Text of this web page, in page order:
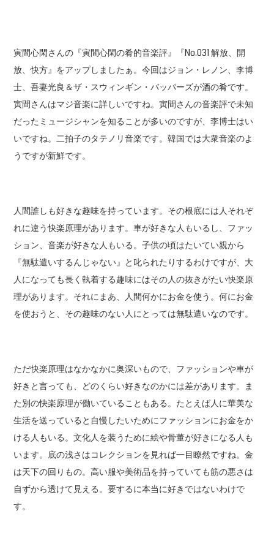
寅間心閑さんの『寅間心閑の肴的音楽評』『No.031 解放、開
放、快方』をアップしましたぁ。今回はジョン・レノン、李博
士、吾妻光良＆ザ・スウィンギン・バッパーズが酒の肴です。
寅間さんはマジ音楽に詳しいですね。寅間さんの音楽評で未知
だったミュージシャンを知ることが多いのですが、李博士はい
いですね。二拍子のタテノリ音楽です。韓国では大衆音楽のよ
うですが新鮮です。
人間誰しも好きな趣味を持っています。その根底には人それぞ
れに違う快楽原理があります。車が好きな人もいるし、ファッ
ション、音楽が好きな人もいる。子供の頃はたいてい親から
『無駄遣いするんじゃない』と叱られたりするわけですが、大
人になっても長く執着する趣味にはその人の抜きがたい快楽原
理があります。それにまあ、人間何かにお金を使う。何にお金
を使おうと、その趣味のない人にとっては無駄遣いなのです。
ただ快楽原理はなかなかに奥深いもので、ファッションや車が
好きと言っても、どのくらい好きなのかには差があります。ま
た別の快楽原理が働いていることもある。たとえば人に華美な
生活を送っていると自慢したいためにファッションにお金をか
ける人もいる。文化人を装うために絵や骨董が好きになる人も
います。底の浅さはコレクションを見れば一目瞭然ですね。金
は天下の回りもの。高い服や美術品を持っていても筋の悪さは
自ずから透けて見える。要するに本当に好きではないわけで
す。